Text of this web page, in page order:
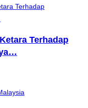
Terhadap